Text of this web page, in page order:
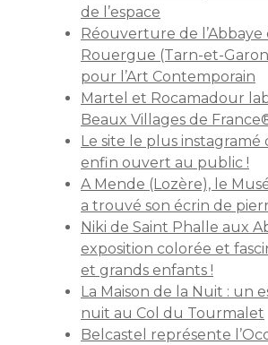
de l’espace
Réouverture de
Rouergue (Tarn-et-
pour l’Art Contemporain
Martel et Rocamadour
Beaux Villages de
Le site le plus instagramé
enfin ouvert au public !
A Mende (Lozère), le
a trouvé son écrin de
Niki de Saint Phalle aux
exposition colorée et
et grands enfants !
La Maison de la Nuit : un
nuit au Col du Tourmalet
Belcastel représente